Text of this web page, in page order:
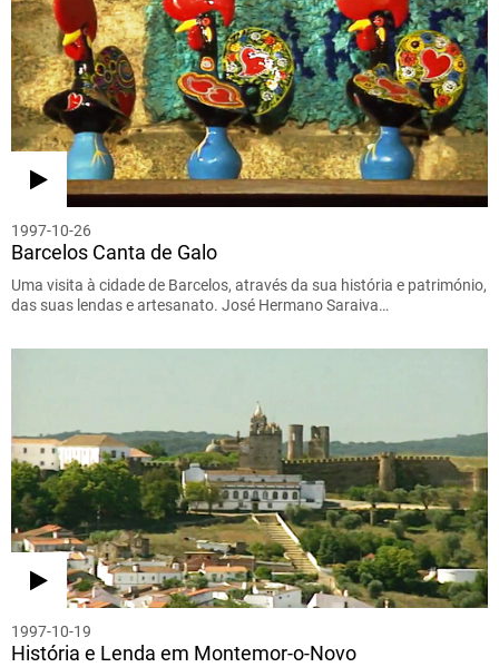
1997-10-26
Barcelos Canta de Galo
Uma visita à cidade de Barcelos, através da sua história e património,
das suas lendas e artesanato. José Hermano Saraiva…
1997-10-19
História e Lenda em Montemor-o-Novo